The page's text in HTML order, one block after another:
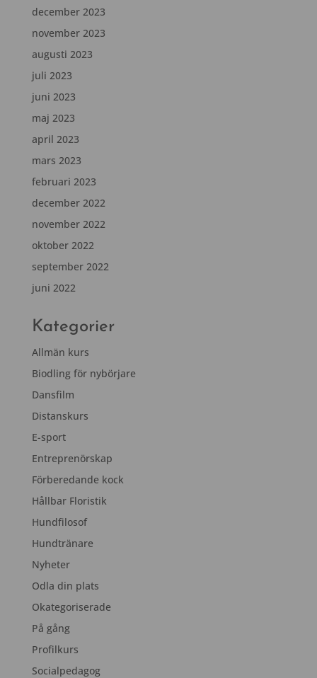
december 2023
november 2023
augusti 2023
juli 2023
juni 2023
maj 2023
april 2023
mars 2023
februari 2023
december 2022
november 2022
oktober 2022
september 2022
juni 2022
Kategorier
Allmän kurs
Biodling för nybörjare
Dansfilm
Distanskurs
E-sport
Entreprenörskap
Förberedande kock
Hållbar Floristik
Hundfilosof
Hundtränare
Nyheter
Odla din plats
Okategoriserade
På gång
Profilkurs
Socialpedagog